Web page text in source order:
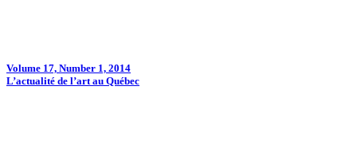
Volume 17, Number 1, 2014
L’actualité de l’art au Québec